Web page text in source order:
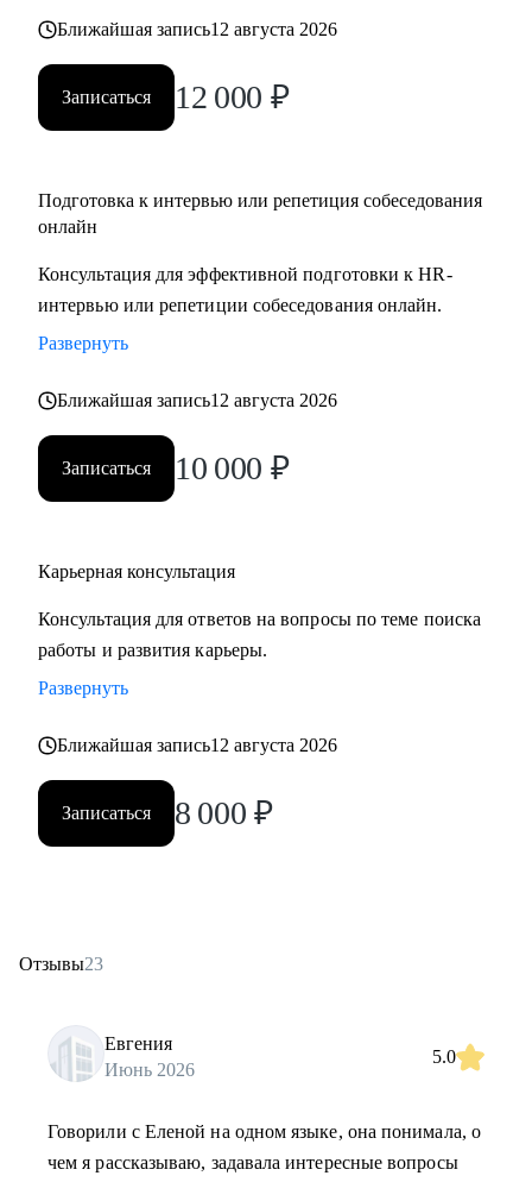
Ближайшая запись12 августа 2026
Записаться 12 000 ₽
Подготовка к интервью или репетиция собеседования
онлайн
Консультация для эффективной подготовки к HR-
интервью или репетиции собеседования онлайн.
Развернуть
Ближайшая запись12 августа 2026
Записаться 10 000 ₽
Карьерная консультация
Консультация для ответов на вопросы по теме поиска
работы и развития карьеры.
Развернуть
Ближайшая запись12 августа 2026
Записаться 8 000 ₽
Отзывы23
Евгения
Июнь 2026
5.0
Говорили с Еленой на одном языке, она понимала, о
чем я рассказываю, задавала интересные вопросы